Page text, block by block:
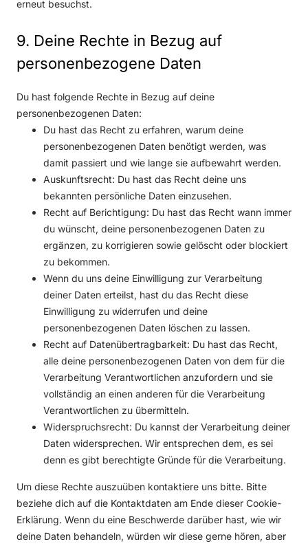
erneut besuchst.
9. Deine Rechte in Bezug auf
personenbezogene Daten
Du hast folgende Rechte in Bezug auf deine
personenbezogenen Daten:
Du hast das Recht zu erfahren, warum deine
personenbezogenen Daten benötigt werden, was
damit passiert und wie lange sie aufbewahrt werden.
Auskunftsrecht: Du hast das Recht deine uns
bekannten persönliche Daten einzusehen.
Recht auf Berichtigung: Du hast das Recht wann immer
du wünscht, deine personenbezogenen Daten zu
ergänzen, zu korrigieren sowie gelöscht oder blockiert
zu bekommen.
Wenn du uns deine Einwilligung zur Verarbeitung
deiner Daten erteilst, hast du das Recht diese
Einwilligung zu widerrufen und deine
personenbezogenen Daten löschen zu lassen.
Recht auf Datenübertragbarkeit: Du hast das Recht,
alle deine personenbezogenen Daten von dem für die
Verarbeitung Verantwortlichen anzufordern und sie
vollständig an einen anderen für die Verarbeitung
Verantwortlichen zu übermitteln.
Widerspruchsrecht: Du kannst der Verarbeitung deiner
Daten widersprechen. Wir entsprechen dem, es sei
denn es gibt berechtigte Gründe für die Verarbeitung.
Um diese Rechte auszuüben kontaktiere uns bitte. Bitte
beziehe dich auf die Kontaktdaten am Ende dieser Cookie-
Erklärung. Wenn du eine Beschwerde darüber hast, wie wir
deine Daten behandeln, würden wir diese gerne hören, aber